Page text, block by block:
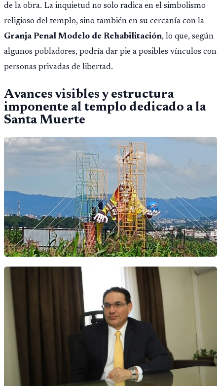
de la obra. La inquietud no solo radica en el simbolismo
religioso del templo, sino también en su cercanía con la
Granja Penal Modelo de Rehabilitación, lo que, según
algunos pobladores, podría dar pie a posibles vínculos con
personas privadas de libertad.
Avances visibles y estructura
imponente al templo dedicado a la
Santa Muerte